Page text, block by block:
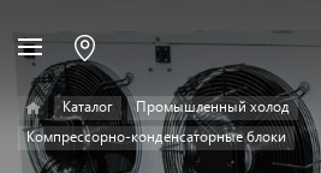
Каталог
Промышленный холод
Компрессорно-конденсаторные блоки